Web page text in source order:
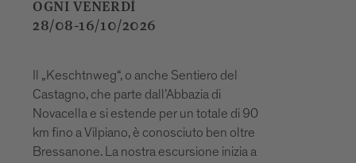
OGNI VENERDÌ
28/08-16/10/2026
Il „Keschtnweg“, o anche Sentiero del
Castagno, che parte dall’Abbazia di
Novacella e si estende per un totale di 90
km fino a Vilpiano, è conosciuto ben oltre
Bressanone. La nostra escursione inizia a